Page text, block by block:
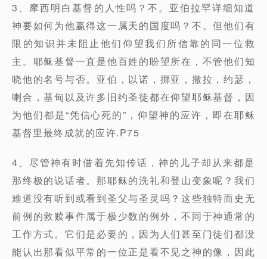
3、摩西明白基督的人性吗？不。亚伯拉罕详细知道
神要如何为他赢得这一属天的国度吗？不。但他们有
限的知识并未阻止他们仰望我们所信靠的同一位救
主。耶稣基督一直是他百姓的盼望所在，不管他们知
晓他的名号与否。亚伯，以诺，挪亚，撒拉，约瑟，
喇合，基甸以及许多旧约圣徒都在仰望耶稣基督，因
为他们都是“凭信心死的”，仰望神的应许，即在耶稣
基督里最终成就的应许.P75
4、尽管神有时借着先知传话，神的儿子却从来都是
那终极的说话者。那耶稣的洗礼和登山变象呢？我们
难道没有听到或看到圣父与圣灵吗？这些独特而史无
前例的救赎事件属于极少数的例外，不同于神通常的
工作方式。它们是必要的，因为人们甚至门徒们都没
能认出那看似平常的一位正是看不见之神的像，因此